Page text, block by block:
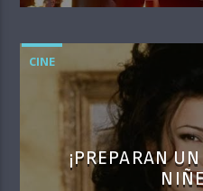
CINE
¡PREPARAN